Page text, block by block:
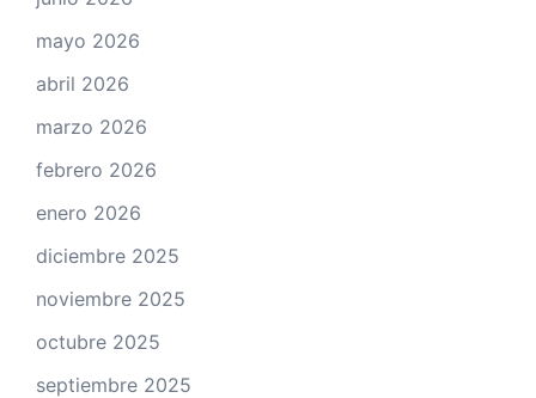
mayo 2026
abril 2026
marzo 2026
febrero 2026
enero 2026
diciembre 2025
noviembre 2025
octubre 2025
septiembre 2025